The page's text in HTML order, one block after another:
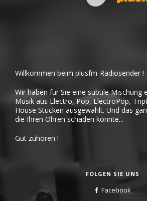
Willkommen beim plusfm-Radiosender !
Wir haben für Sie eine subtile Mischung
Musik aus Electro, Pop, ElectroPop,
House Stücken ausgewählt. Und das
die Ihren Ohren schaden könnte...
Gut zuhören !
FOLGEN SIE UNS
Facebook